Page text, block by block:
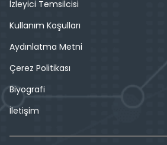
İzleyici Temsilcisi
Kullanım Koşulları
Aydınlatma Metni
Çerez Politikası
Biyografi
İletişim